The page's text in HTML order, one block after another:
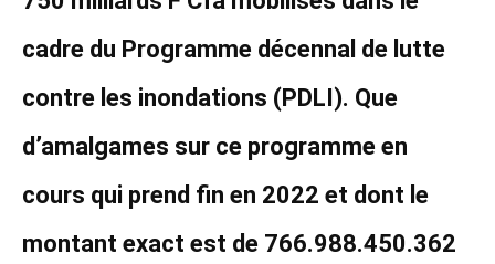
cadre du Programme décennal de lutte
contre les inondations (PDLI). Que
d’amalgames sur ce programme en
cours qui prend fin en 2022 et dont le
montant exact est de 766.988.450.362